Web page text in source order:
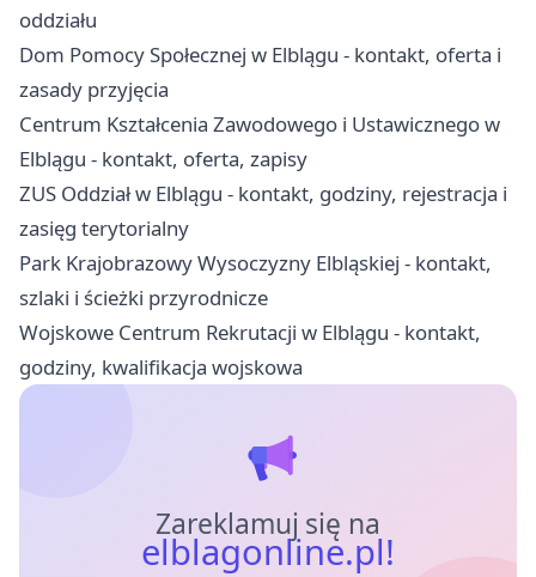
oddziału
Dom Pomocy Społecznej w Elblągu - kontakt, oferta i
zasady przyjęcia
Centrum Kształcenia Zawodowego i Ustawicznego w
Elblągu - kontakt, oferta, zapisy
ZUS Oddział w Elblągu - kontakt, godziny, rejestracja i
zasięg terytorialny
Park Krajobrazowy Wysoczyzny Elbląskiej - kontakt,
szlaki i ścieżki przyrodnicze
Wojskowe Centrum Rekrutacji w Elblągu - kontakt,
godziny, kwalifikacja wojskowa
Zareklamuj się na
elblagonline.pl!